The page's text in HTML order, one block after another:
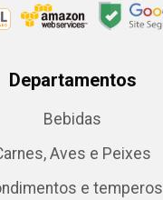
Departamentos
Bebidas
Aves e Peixes
e temperos